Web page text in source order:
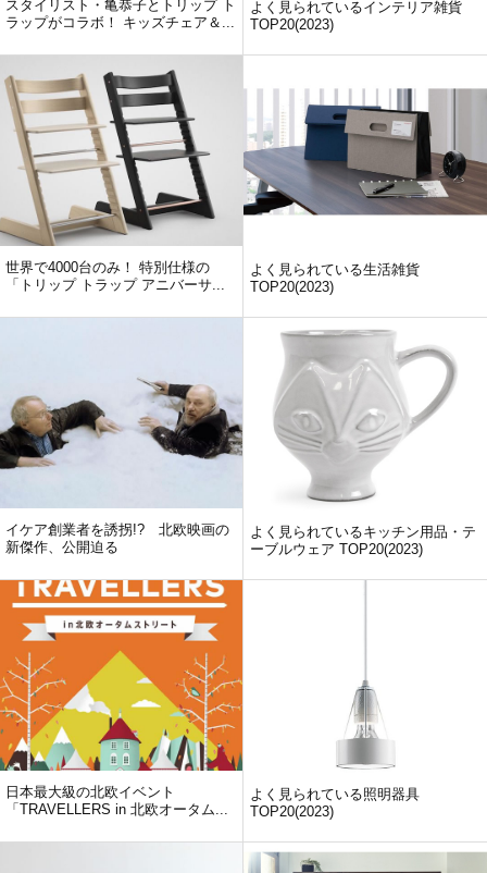
スタイリスト・亀恭子とトリップ ト
ラップがコラボ！ キッズチェア＆...
世界で4000台のみ！ 特別仕様の
「トリップ トラップ アニバーサ...
イケア創業者を誘拐!? 北欧映画の
新傑作、公開迫る
日本最大級の北欧イベント
「TRAVELLERS in 北欧オータム...
よく見られているインテリア雑貨
TOP20(2023)
よく見られている生活雑貨
TOP20(2023)
よく見られているキッチン用品・テ
ーブルウェア TOP20(2023)
よく見られている照明器具
TOP20(2023)